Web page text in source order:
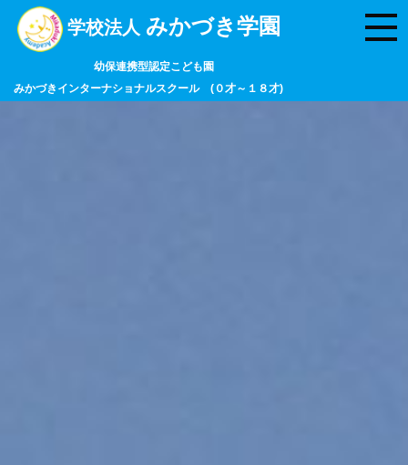
学校法人 みかづき学園
幼保連携型認定こども園
みかづきインターナショナルスクール (０才～１８才)